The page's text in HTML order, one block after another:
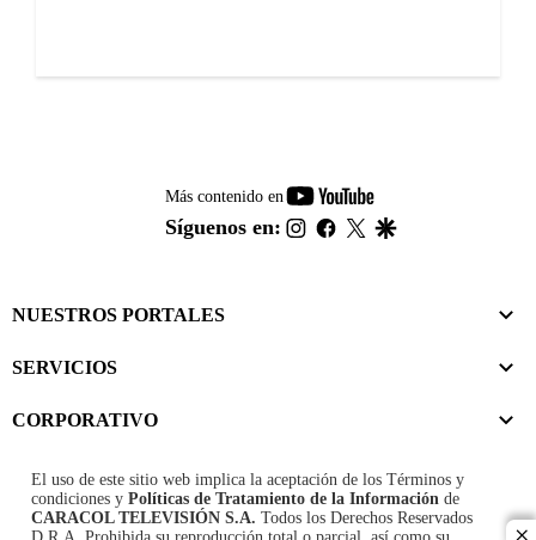
Más contenido en
youtube-
footer
Síguenos en: instagram
facebook
twitter
NUESTROS PORTALES
SERVICIOS
CORPORATIVO
El uso de este sitio web implica la aceptación de los Términos y
condiciones y Políticas de Tratamiento de la Información de
CARACOL TELEVISIÓN S.A. Todos los Derechos Reservados